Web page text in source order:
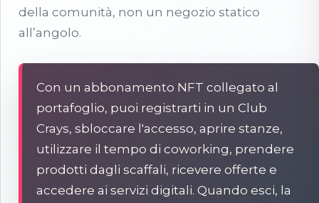
della comunità, non un negozio statico
all’angolo.
Con un abbonamento NFT collegato al
portafoglio, puoi registrarti in un Club
Crays, sbloccare l'accesso, aprire stanze,
utilizzare il tempo di coworking, prendere
prodotti dagli scaffali, ricevere offerte e
accedere ai servizi digitali. Quando esci, la